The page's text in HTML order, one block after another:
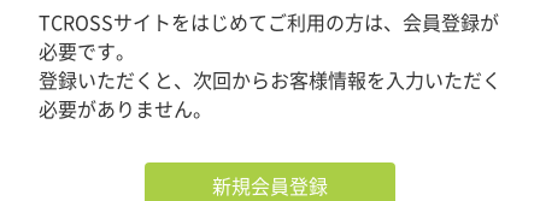
TCROSSサイトをはじめてご利用の方は、会員登録が
必要です。
登録いただくと、次回からお客様情報を入力いただく
必要がありません。
新規会員登録